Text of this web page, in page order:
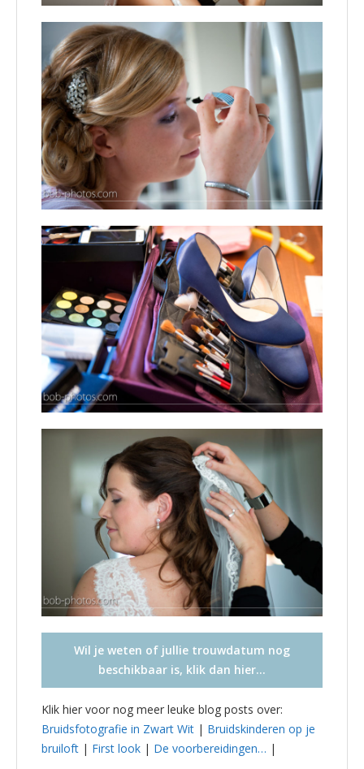
Wil je weten of jullie trouwdatum nog
beschikbaar is, klik dan hier…
Klik hier voor nog meer leuke blog posts over:
Bruidsfotografie in Zwart Wit | Bruidskinderen op je
bruiloft | First look | De voorbereidingen… |